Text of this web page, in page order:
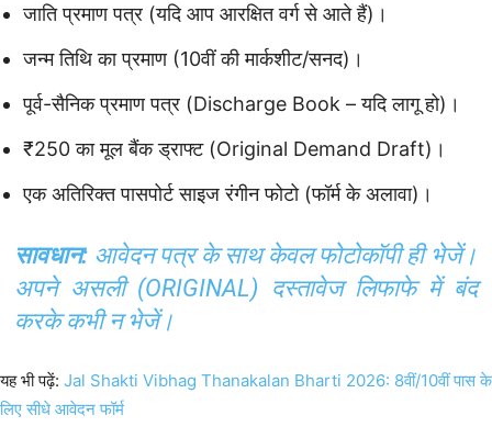
जाति प्रमाण पत्र (यदि आप आरक्षित वर्ग से आते हैं)।
जन्म तिथि का प्रमाण (10वीं की मार्कशीट/सनद)।
पूर्व-सैनिक प्रमाण पत्र (Discharge Book – यदि लागू हो)।
₹250 का मूल बैंक ड्राफ्ट (Original Demand Draft)।
एक अतिरिक्त पासपोर्ट साइज रंगीन फोटो (फॉर्म के अलावा)।
सावधान: आवेदन पत्र के साथ केवल फोटोकॉपी ही भेजें।
अपने असली (ORIGINAL) दस्तावेज लिफाफे में बंद
करके कभी न भेजें।
यह भी पढ़ें: Jal Shakti Vibhag Thanakalan Bharti 2026: 8वीं/10वीं पास के
लिए सीधे आवेदन फॉर्म